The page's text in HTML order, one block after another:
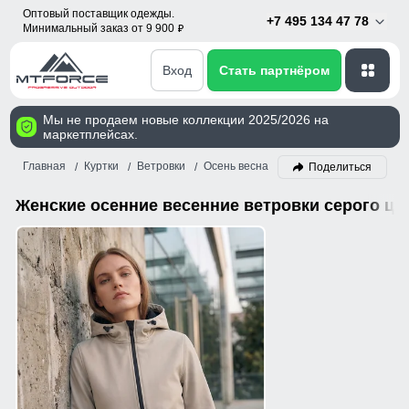
Оптовый поставщик одежды.
Минимальный заказ от 9 900 p
+7 495 134 47 78
Вход Стать партнёром
Мы не продаем новые коллекции 2025/2026 на
маркетплейсах.
Главная Куртки Ветровки Осень весна Женский Серый
Поделиться
Женские осенние весенние ветровки серого